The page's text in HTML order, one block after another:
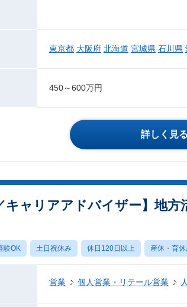
東京都 大阪府 北海道 宮城県 石川県
450～600万円
詳しく見る
キャリアアドバイザー】地
験OK 土日祝休み 休日120日以上 産休・育休
営業 個人営業・リテール営業